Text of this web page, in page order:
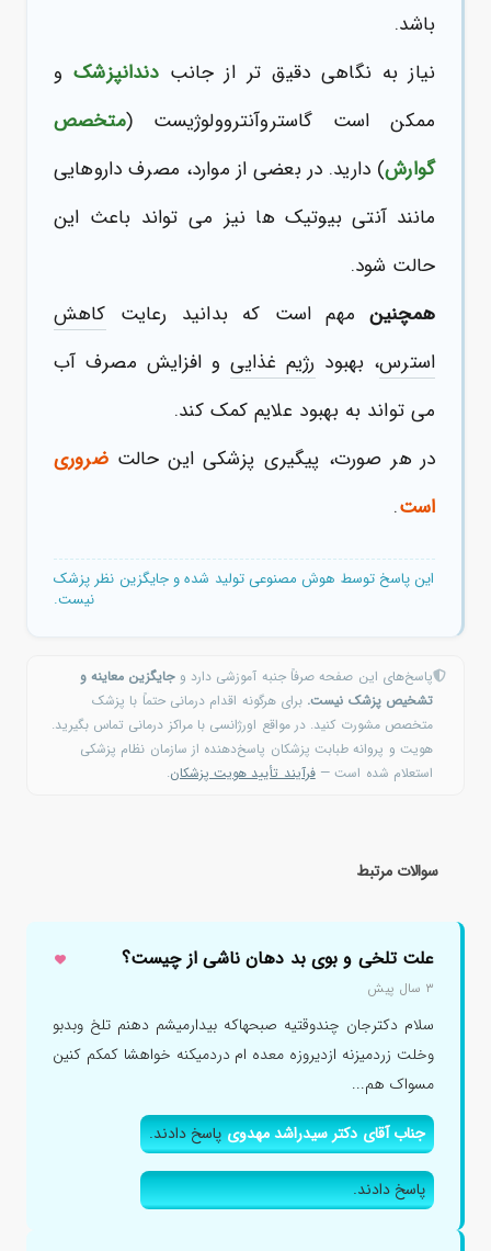
باشد.
نیاز به نگاهی دقیق تر از جانبدندانپزشکو
ممکن است گاستروآنتروولوژیست (متخصص
گوارش) دارید. در بعضی از موارد، مصرف داروهایی
مانند آنتی بیوتیک ها نیز می تواند باعث این
حالت شود.
همچنینمهم است که بدانید رعایت کاهش
استرس، بهبود رژیم غذاییو افزایش مصرف آب
می تواند به بهبود علایم کمک کند.
در هر صورت، پیگیری پزشکی این حالتضروری
است.
این پاسخ توسط هوش مصنوعی تولید شده و جایگزین نظر پزشک
نیست.
پاسخ‌های این صفحه صرفاً جنبه آموزشی دارد وجایگزین معاینه و
تشخیص پزشک نیست. برای هرگونه اقدام درمانی حتماً با پزشک
متخصص مشورت کنید. در مواقع اورژانسی با مراکز درمانی تماس بگیرید.
هویت و پروانه طبابت پزشکان پاسخ‌دهنده از سازمان نظام پزشکی
استعلام شده است —فرآیند تأیید هویت پزشکان.
سوالات مرتبط
علت تلخی و بوی بد دهان ناشی از چیست؟
۳ سال پیش
سلام دکترجان چندوقتیه صبحهاکه بیدارمیشم دهنم تلخ وبدبو
وخلت زردمیزنه ازدیروزه معده ام دردمیکنه خواهشا کمکم کنین
مسواک هم...
جناب آقای دکتر سیدراشد مهدویپاسخ دادند.
پاسخ دادند.